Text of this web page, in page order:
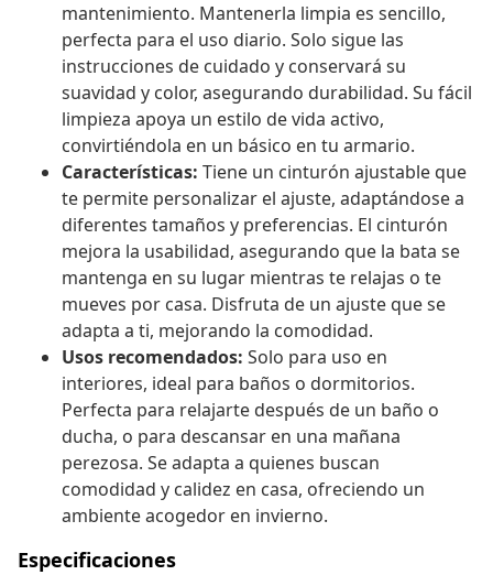
mantenimiento. Mantenerla limpia es sencillo,
perfecta para el uso diario. Solo sigue las
instrucciones de cuidado y conservará su
suavidad y color, asegurando durabilidad. Su fácil
limpieza apoya un estilo de vida activo,
convirtiéndola en un básico en tu armario.
Características: Tiene un cinturón ajustable que
te permite personalizar el ajuste, adaptándose a
diferentes tamaños y preferencias. El cinturón
mejora la usabilidad, asegurando que la bata se
mantenga en su lugar mientras te relajas o te
mueves por casa. Disfruta de un ajuste que se
adapta a ti, mejorando la comodidad.
Usos recomendados: Solo para uso en
interiores, ideal para baños o dormitorios.
Perfecta para relajarte después de un baño o
ducha, o para descansar en una mañana
perezosa. Se adapta a quienes buscan
comodidad y calidez en casa, ofreciendo un
ambiente acogedor en invierno.
Especificaciones